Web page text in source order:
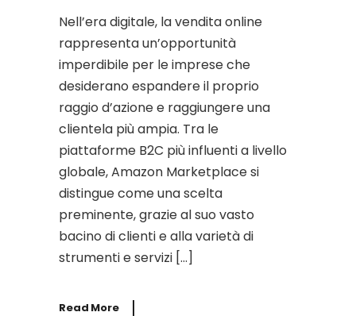
Nell’era digitale, la vendita online
rappresenta un’opportunità
imperdibile per le imprese che
desiderano espandere il proprio
raggio d’azione e raggiungere una
clientela più ampia. Tra le
piattaforme B2C più influenti a livello
globale, Amazon Marketplace si
distingue come una scelta
preminente, grazie al suo vasto
bacino di clienti e alla varietà di
strumenti e servizi […]
Read More